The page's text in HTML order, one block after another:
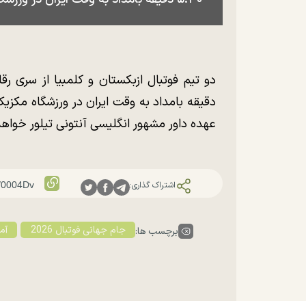
دقیقه بامداد به وقت ایران در ورزشگاه
عهده داور مشهور انگلیسی آنتونی تیلور
اشتراک گذاری:
برچسب ها: جام جهانی فوتبال 2026